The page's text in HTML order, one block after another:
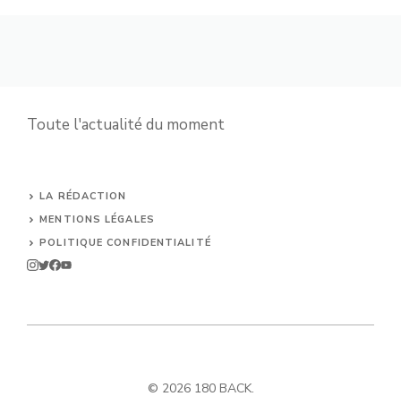
Toute l'actualité du moment
LA RÉDACTION
MENTIONS LÉGALES
POLITIQUE CONFIDENTIALITÉ
© 2026 180 BACK.